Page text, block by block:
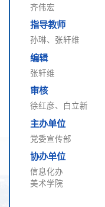
齐伟宏
指导教师
孙琳、张轩维
编辑
张轩维
审核
徐红彦、白立新
主办单位
党委宣传部
协办单位
信息化办
美术学院